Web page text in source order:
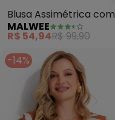
Blusa Assimétrica com
Torção (Marrom)
MALWEE
R$ 54,94R$ 99,90
-14%